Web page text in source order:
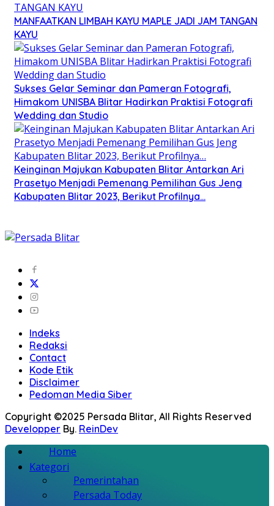
MANFAATKAN LIMBAH KAYU MAPLE JADI JAM TANGAN
KAYU
Sukses Gelar Seminar dan Pameran Fotografi,
Himakom UNISBA Blitar Hadirkan Praktisi Fotografi
Wedding dan Studio
Keinginan Majukan Kabupaten Blitar Antarkan Ari
Prasetyo Menjadi Pemenang Pemilihan Gus Jeng
Kabupaten Blitar 2023, Berikut Profilnya…
Indeks
Redaksi
Contact
Kode Etik
Disclaimer
Pedoman Media Siber
Copyright ©2025 Persada Blitar, All Rights Reserved
Developper By. ReinDev
Home
Kategori
Pemerintahan
Persada Today